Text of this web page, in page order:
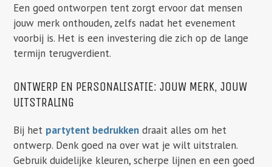
Een goed ontworpen tent zorgt ervoor dat mensen
jouw merk onthouden, zelfs nadat het evenement
voorbij is. Het is een investering die zich op de lange
termijn terugverdient.
ONTWERP EN PERSONALISATIE: JOUW MERK, JOUW
UITSTRALING
Bij het partytent bedrukken draait alles om het
ontwerp. Denk goed na over wat je wilt uitstralen.
Gebruik duidelijke kleuren, scherpe lijnen en een goed